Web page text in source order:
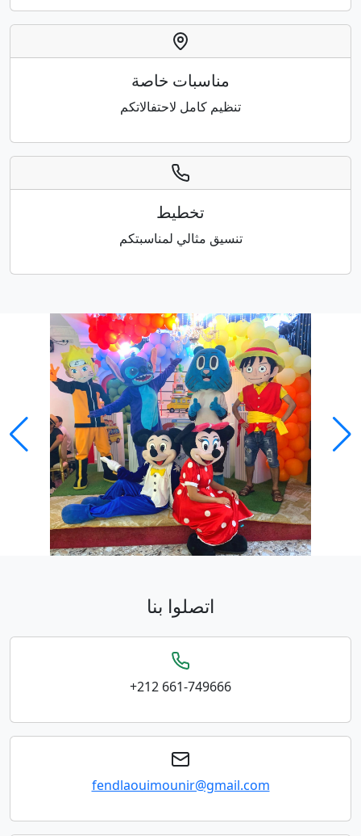
مناسبات خاصة
تنظيم كامل لاحتفالاتكم
تخطيط
تنسيق مثالي لمناسبتكم
اتصلوا بنا
+212 661-749666
fendlaouimounir@gmail.com